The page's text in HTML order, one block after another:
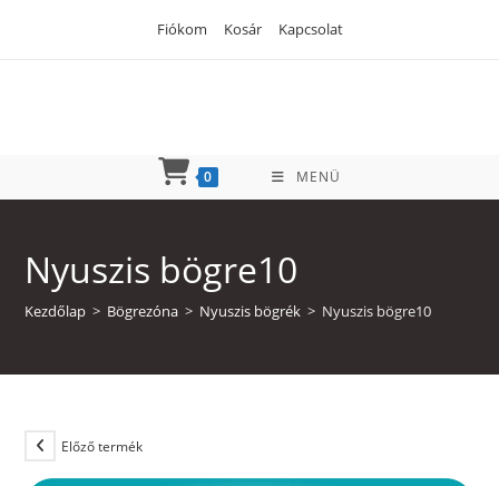
Fiókom Kosár Kapcsolat
0 MENÜ
Nyuszis bögre10
Kezdőlap > Bögrezóna > Nyuszis bögrék > Nyuszis bögre10
Előző termék